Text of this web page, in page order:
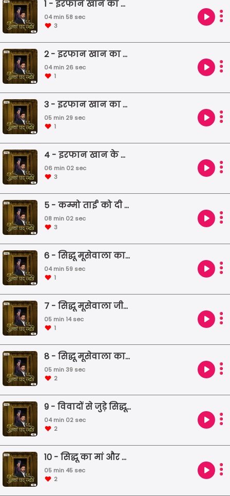
सिद्धू मूसेवाला ने 6 साल के करियर में पंजाब के लोकप्रिय
सिंगर और रैपर बनने का मुकाम हासिल किया। तो चलिए
दोस्तों, सुनते हैं, इन दो प्रतिभाशाली शख्शियत के किस्से और
उन्हें याद करते हैं।
1 - इरफान खान का आरंभिक जीवन
04 min 58 sec
3
2 - इरफान खान का टीवी करिअर
04 min 26 sec
1
3 - इरफान खान का फिल्मी करिअर
05 min 29 sec
1
4 - इरफान खान के कुछ यादगार किरदार
06 min 02 sec
3
5 - कम्मो ताई' को दी आवाज
08 min 02 sec
3
6 - सिद्धू मूसेवाला का जन्म एवं शुरुआती जीवन
04 min 59 sec
1
7 - सिद्धू मूसेवाला जीवन से जुड़ी दास्तां
05 min 14 sec
1
8 - सिद्धू मूसेवाला का आखरी गाना
05 min 39 sec
2
9 - विवादों से जुड़े सिद्धू मूसेवाला
04 min 02 sec
2
10 - सिद्धू का मां और दादी को दिया वादा
05 min 45 sec
2